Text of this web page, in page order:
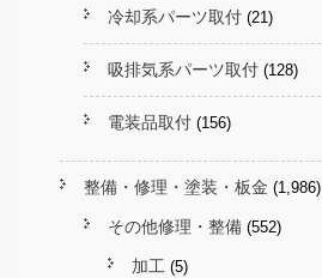
冷却系パーツ取付 (21)
吸排気系パーツ取付 (128)
電装品取付 (156)
整備・修理・塗装・板金 (1,986)
その他修理・整備 (552)
加工 (5)